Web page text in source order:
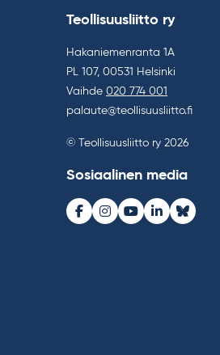
Teollisuusliitto ry
Hakaniemenranta 1A
PL 107, 00531 Helsinki
Vaihde 020 774 001
palaute@teollisuusliitto.fi
© Teollisuusliitto ry 2026
Sosiaalinen media
Facebook
Instagram
Youtube
LinkedInBluesky